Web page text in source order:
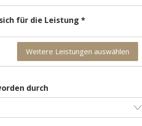
für die Leistung *
Weitere Leistungen auswählen
durch